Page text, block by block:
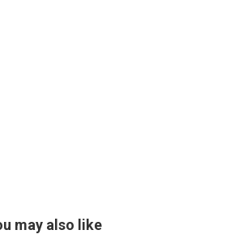
may also like